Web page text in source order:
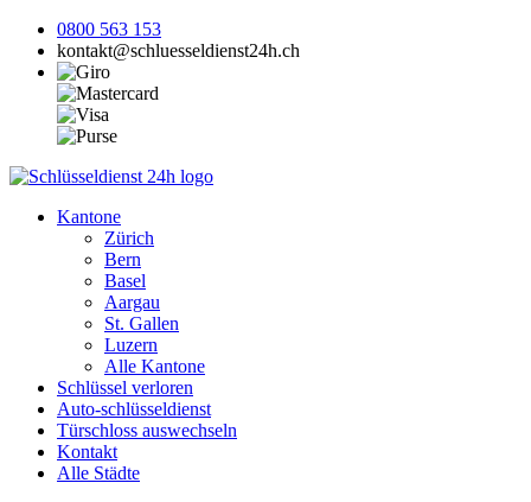
0800 563 153
kontakt@schluesseldienst24h.ch
Kantone
Zürich
Bern
Basel
Aargau
St. Gallen
Luzern
Alle Kantone
Schlüssel verloren
Auto-schlüsseldienst
Türschloss auswechseln
Kontakt
Alle Städte